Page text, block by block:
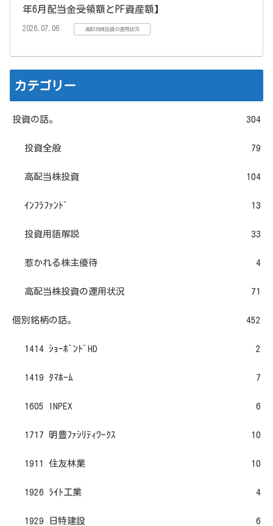
年6月配当金受領額とPF資産額】
2026.07.06 高配当株投資の運用状況
カテゴリー
投資の話。 304
投資全般 79
高配当株投資 104
ｲﾝﾌﾗﾌｧﾝﾄﾞ 13
投資用語解説 33
惹かれる株主優待 4
高配当株投資の運用状況 71
個別銘柄の話。 452
1414 ｼｮｰﾎﾞﾝﾄﾞHD 2
1419 ﾀﾏﾎｰﾑ 7
1605 INPEX 6
1717 明豊ﾌｧｼﾘﾃｨﾜｰｸｽ 10
1911 住友林業 10
1926 ﾗｲﾄ工業 4
1929 日特建設 6